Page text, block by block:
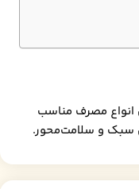
انواع مصرف مناسب
سبک و سلامت‌محور.